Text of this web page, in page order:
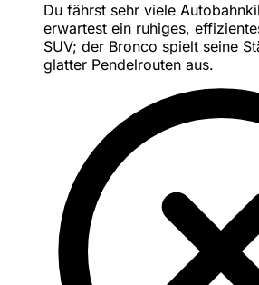
Du fährst sehr viele
erwartest ein ruhiges,
SUV; der Bronco spielt seine
glatter Pendelrouten aus.